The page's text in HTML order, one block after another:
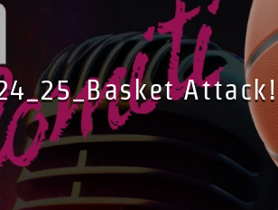
Attack!